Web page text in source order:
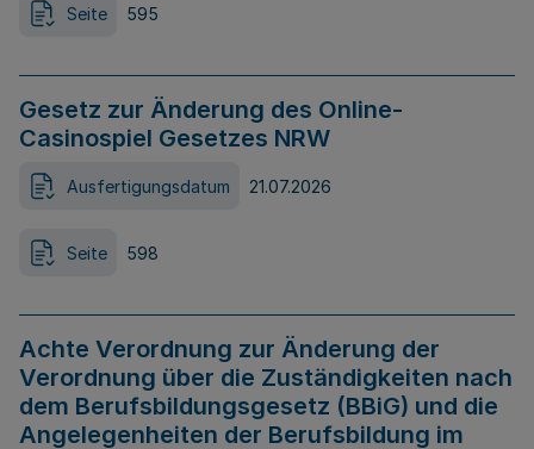
Seite 595
Gesetz zur Änderung des Online-
Casinospiel Gesetzes NRW
Ausfertigungsdatum 21.07.2026
Seite 598
Achte Verordnung zur Änderung der
Verordnung über die Zuständigkeiten nach
dem Berufsbildungsgesetz (BBiG) und die
Angelegenheiten der Berufsbildung im